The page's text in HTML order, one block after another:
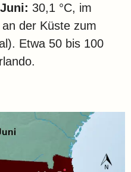
30,1 °C, im
der Küste zum
Etwa 50 bis 100